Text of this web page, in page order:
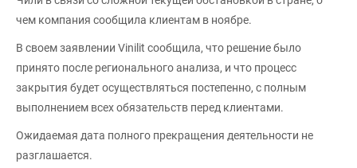
чем компания сообщила клиентам в ноябре.
В своем заявлении Vinilit сообщила, что решение было
принято после регионального анализа, и что процесс
закрытия будет осуществляться постепенно, с полным
выполнением всех обязательств перед клиентами.
Ожидаемая дата полного прекращения деятельности не
разглашается.